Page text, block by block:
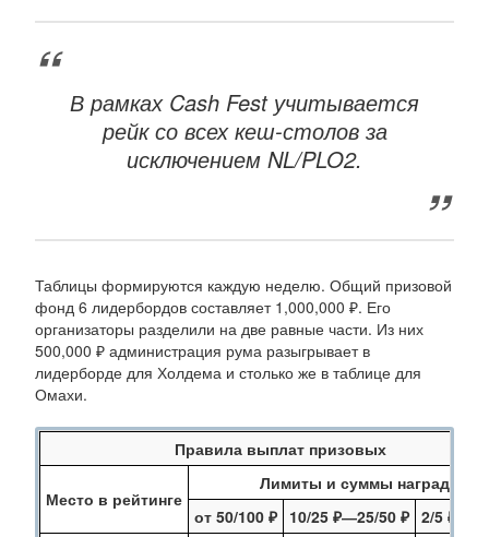
В рамках Cash Fest учитывается
рейк со всех кеш-столов за
исключением NL/PLO2.
Таблицы формируются каждую неделю. Общий призовой
фонд 6 лидербордов составляет 1,000,000 ₽. Его
организаторы разделили на две равные части. Из них
500,000 ₽ администрация рума разыгрывает в
лидерборде для Холдема и столько же в таблице для
Омахи.
Правила выплат призовых
Место в рейтинге
Лимиты и суммы наград
от 50/100 ₽ 10/25 ₽―25/50 ₽ 2/5 ₽―5/